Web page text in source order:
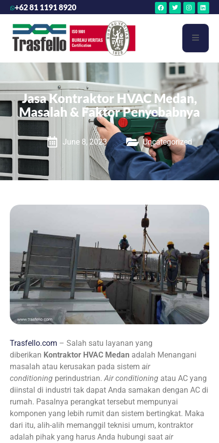
+62 81 1191 8920
Jasa Kontraktor HVAC Medan,
Masalah & Faktor Penyebabnya
June 8, 2023 Uncategorized
Trasfello.com – Salah satu layanan yang
diberikan Kontraktor HVAC Medan adalah Menangani
masalah atau kerusakan pada sistem air
conditioning perindustrian. Air conditioning atau AC yang
diinstal di industri tak dapat Anda samakan dengan AC di
rumah. Pasalnya perangkat tersebut mempunyai
komponen yang lebih rumit dan sistem bertingkat. Maka
dari itu, alih-alih memanggil teknisi umum, kontraktor
adalah pihak yang harus Anda hubungi saat air